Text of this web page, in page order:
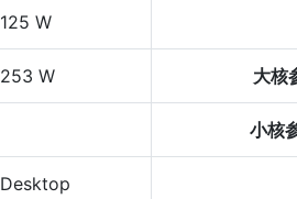
125 W
253 W 大核
小核
Desktop